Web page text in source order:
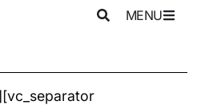
MENU